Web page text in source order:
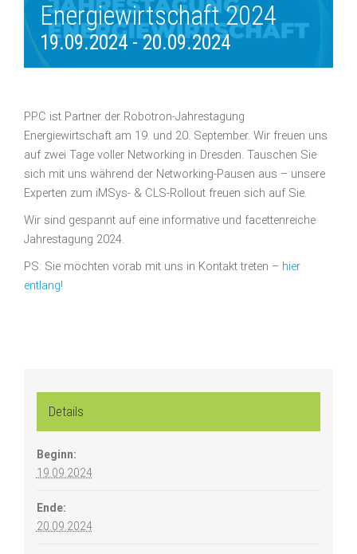
Energiewirtschaft 2024
19.09.2024-20.09.2024
PPC ist Partner der Robotron-Jahrestagung
Energiewirtschaft am 19. und 20. September. Wir freuen uns
auf zwei Tage voller Networking in Dresden. Tauschen Sie
sich mit uns während der Networking-Pausen aus – unsere
Experten zum iMSys- & CLS-Rollout freuen sich auf Sie.
Wir sind gespannt auf eine informative und facettenreiche
Jahrestagung 2024.
PS: Sie möchten vorab mit uns in Kontakt treten – hier
entlang!
Details
Beginn:
19.09.2024
Ende:
20.09.2024